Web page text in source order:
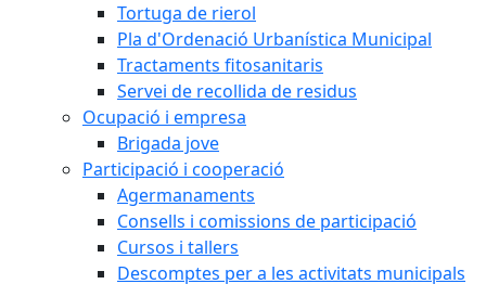
Tortuga de rierol
Pla d'Ordenació Urbanística Municipal
Tractaments fitosanitaris
Servei de recollida de residus
Ocupació i empresa
Brigada jove
Participació i cooperació
Agermanaments
Consells i comissions de participació
Cursos i tallers
Descomptes per a les activitats municipals